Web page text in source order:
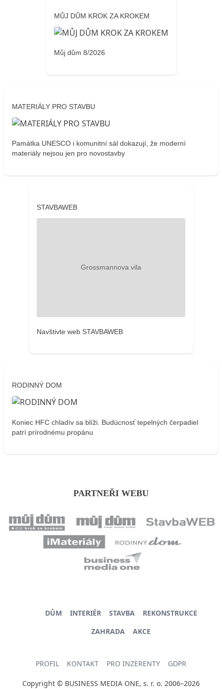
MŮJ DŮM KROK ZA KROKEM
Můj dům 8/2026
MATERIÁLY PRO STAVBU
Památka UNESCO i komunitní sál dokazují, že moderní
materiály nejsou jen pro novostavby
STAVBAWEB
Navštivte web STAVBAWEB
RODINNÝ DOM
Koniec HFC chladív sa blíži. Budúcnosť tepelných čerpadiel
patrí prírodnému propánu
PARTNEŘI WEBU
DŮM INTERIÉR STAVBA
REKONSTRUKCE
ZAHRADA
AKCE
PROFIL KONTAKT PRO INZERENTY GDPR
Copyright © BUSINESS MEDIA ONE, s. r. o. 2006–2026